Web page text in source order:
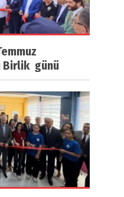
Birlik günü